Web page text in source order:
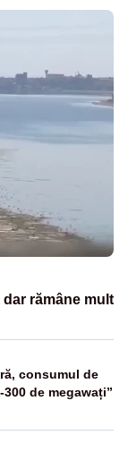
rămâne mult
consumul de
de megawați”